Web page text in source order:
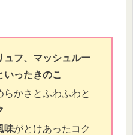
ュフ、マッシュルー
いったきのこ
らかさとふわふわと
味がとけあったコク